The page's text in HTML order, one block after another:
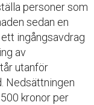
personer som
sedan en
ingångsavdrag
av
utanför
Nedsättningen
kronor per